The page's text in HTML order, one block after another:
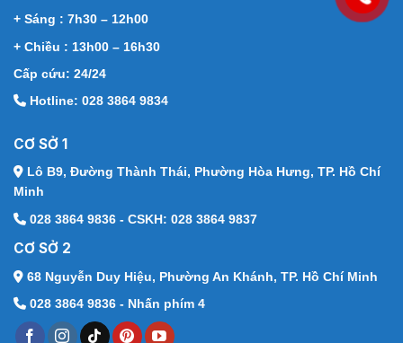
+ Sáng : 7h30 – 12h00
+ Chiều : 13h00 – 16h30
Cấp cứu: 24/24
Hotline: 028 3864 9834
CƠ SỞ 1
Lô B9, Đường Thành Thái, Phường Hòa Hưng, TP. Hồ Chí
Minh
028 3864 9836 - CSKH: 028 3864 9837
CƠ SỞ 2
68 Nguyễn Duy Hiệu, Phường An Khánh, TP. Hồ Chí Minh
028 3864 9836 - Nhấn phím 4